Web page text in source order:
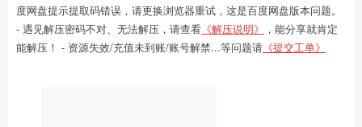
度网盘提示提取码错误，请更换浏览器重试，这是百度网盘版本问题。
- 遇见解压密码不对、无法解压，请查看 《解压说明》
，能分享就肯定
能解压！ - 资源失效/充值未到账/账号解禁...等问题请 《提交工单》